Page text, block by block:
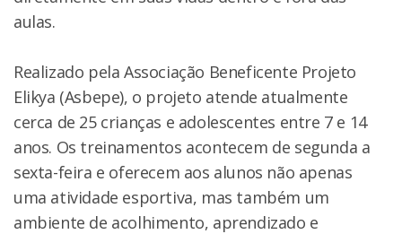
aulas.
Realizado pela Associação Beneficente Projeto
Elikya (Asbepe), o projeto atende atualmente
cerca de 25 crianças e adolescentes entre 7 e 14
anos. Os treinamentos acontecem de segunda a
sexta-feira e oferecem aos alunos não apenas
uma atividade esportiva, mas também um
ambiente de acolhimento, aprendizado e